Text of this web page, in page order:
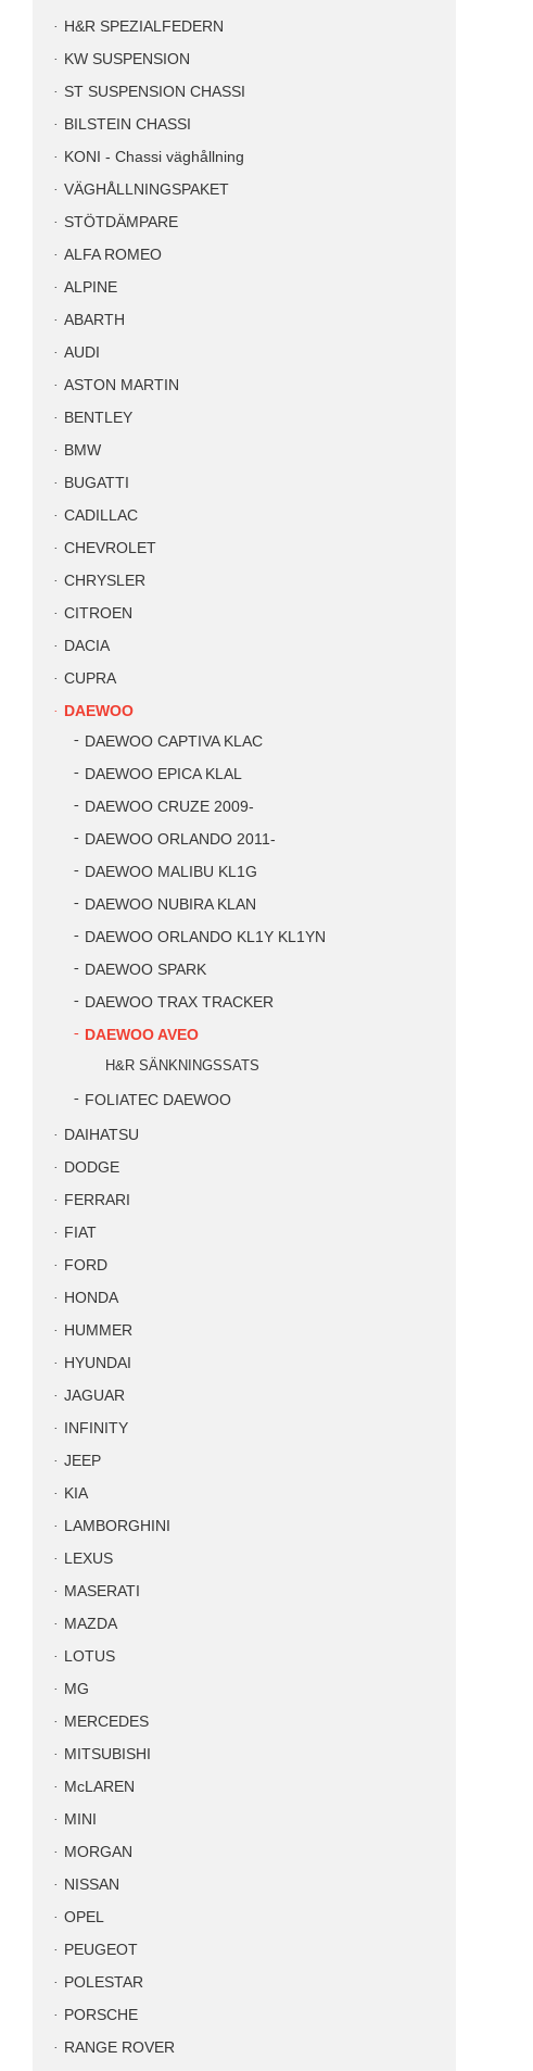
H&R SPEZIALFEDERN
KW SUSPENSION
ST SUSPENSION CHASSI
BILSTEIN CHASSI
KONI - Chassi väghållning
VÄGHÅLLNINGSPAKET
STÖTDÄMPARE
ALFA ROMEO
ALPINE
ABARTH
AUDI
ASTON MARTIN
BENTLEY
BMW
BUGATTI
CADILLAC
CHEVROLET
CHRYSLER
CITROEN
DACIA
CUPRA
DAEWOO
DAEWOO CAPTIVA KLAC
DAEWOO EPICA KLAL
DAEWOO CRUZE 2009-
DAEWOO ORLANDO 2011-
DAEWOO MALIBU KL1G
DAEWOO NUBIRA KLAN
DAEWOO ORLANDO KL1Y KL1YN
DAEWOO SPARK
DAEWOO TRAX TRACKER
DAEWOO AVEO
H&R SÄNKNINGSSATS
FOLIATEC DAEWOO
DAIHATSU
DODGE
FERRARI
FIAT
FORD
HONDA
HUMMER
HYUNDAI
JAGUAR
INFINITY
JEEP
KIA
LAMBORGHINI
LEXUS
MASERATI
MAZDA
LOTUS
MG
MERCEDES
MITSUBISHI
McLAREN
MINI
MORGAN
NISSAN
OPEL
PEUGEOT
POLESTAR
PORSCHE
RANGE ROVER